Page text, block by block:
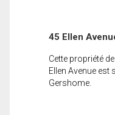
45 Ellen
Cette propriété
Ellen Avenue est
Gershome.